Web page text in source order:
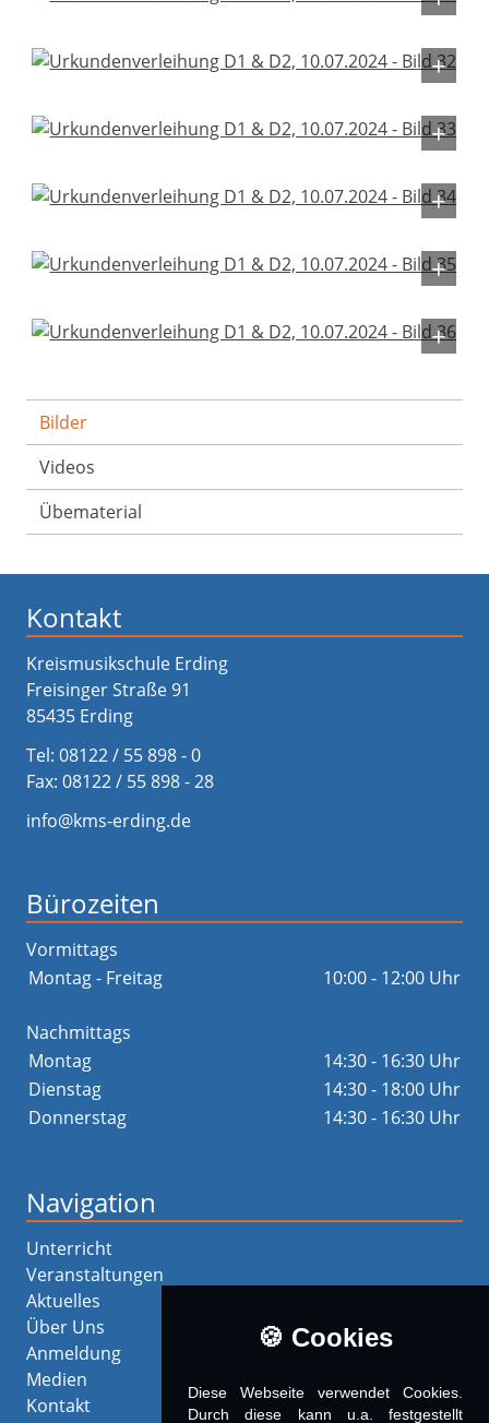
Bilder
Videos
Übematerial
Kontakt
Kreismusikschule Erding
Freisinger Straße 91
85435 Erding
Tel: 08122 / 55 898 - 0
Fax: 08122 / 55 898 - 28
info@kms-erding.de
Bürozeiten
Vormittags
Montag - Freitag
10:00 - 12:00 Uhr
Nachmittags
Montag
14:30 - 16:30 Uhr
Dienstag
14:30 - 18:00 Uhr
Donnerstag
14:30 - 16:30 Uhr
Navigation
Unterricht
Veranstaltungen
Aktuelles
Über Uns
Anmeldung
Medien
Kontakt
🍪 Cookies
Diese Webseite verwendet Cookies.
Durch diese kann u.a. fest­ge­stellt